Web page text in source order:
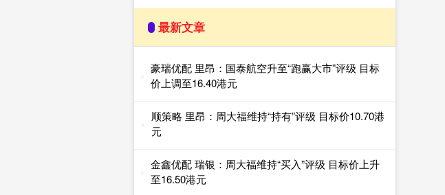
最新文章
豪瑞优配 里昂：国泰航空升至“跑赢大市”评级 目标
价上调至16.40港元
顺策略 里昂：周大福维持“持有”评级 目标价10.70港
元
金鑫优配 瑞银：周大福维持“买入”评级 目标价上升
至16.50港元